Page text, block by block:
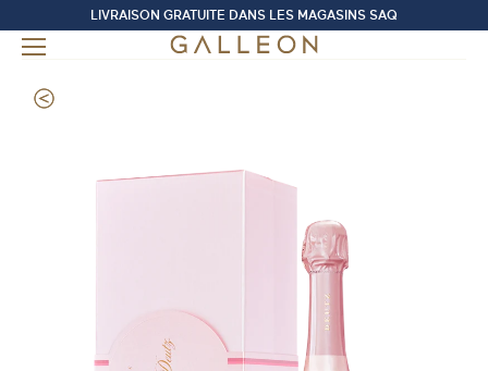
LIVRAISON GRATUITE DANS LES MAGASINS SAQ